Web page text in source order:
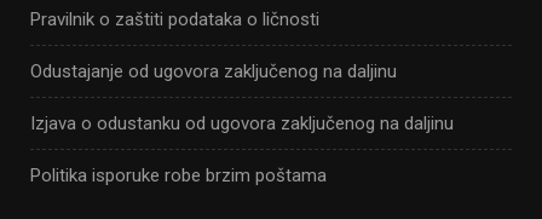
Pravilnik o zaštiti podataka o ličnosti
Odustajanje od ugovora zaključenog na daljinu
Izjava o odustanku od ugovora zaključenog na daljinu
Politika isporuke robe brzim poštama